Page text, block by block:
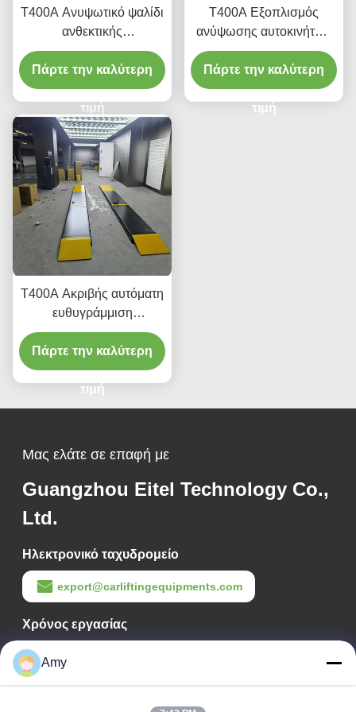
Τ400Α Ανυψωτικό ψαλίδι
ανθεκτικής
ευθυγράμμισης 4000kg
με ομαλή ανύψωση
Πάρτε την καλύτερη
τιμή
Τ400Α Εξοπλισμός
ανύψωσης αυτοκινήτων
με πολύ χαμηλό προφίλ
για ευθυγράμμιση και
συντήρηση
Πάρτε την καλύτερη
τιμή
T400A Ακριβής αυτόματη
ευθυγράμμιση
ανελκυστήρα 380V/220V
με χαμηλό προφίλ
σχεδιασμό
Πάρτε την καλύτερη
τιμή
Μας ελάτε σε επαφή με
Guangzhou Eitel Technology Co.,
Ltd.
Ηλεκτρονικό ταχυδρομείο
export@carliftingequipments.com
Χρόνος εργασίας
09:00-18:00
Η διεύθυνσή μας
Amy